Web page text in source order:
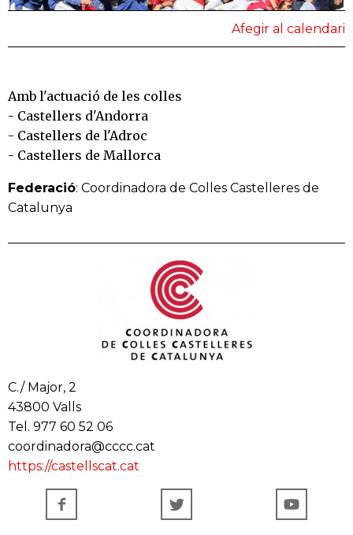
Afegir al calendari
Amb l'actuació de les colles
- Castellers d'Andorra
- Castellers de l'Adroc
- Castellers de Mallorca
Federació: Coordinadora de Colles Castelleres de
Catalunya
C./ Major, 2
43800 Valls
Tel. 977 60 52 06
coordinadora@cccc.cat
https://castellscat.cat